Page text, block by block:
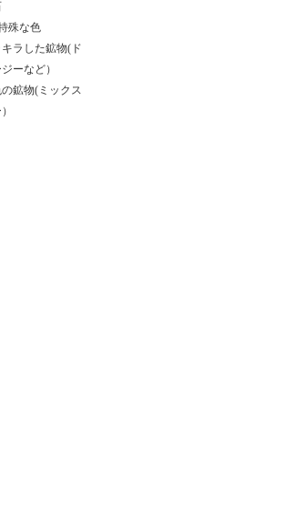
殊な色
キラした鉱物(ド
ーなど）
鉱物(ミックス